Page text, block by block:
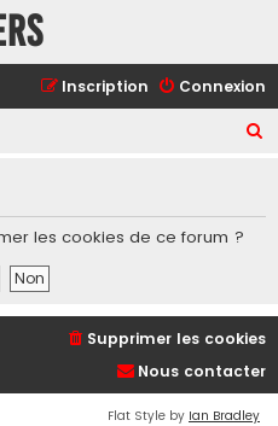
Connexion
Inscription
h
c
h
les cookies de ce forum ?
Supprimer les cookies
Nous contacter
Flat Style by Ian Bradley